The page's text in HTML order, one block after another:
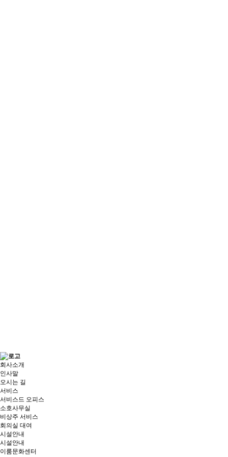
회사소개
인사말
오시는 길
서비스
서비스드 오피스
소호사무실
비상주 서비스
회의실 대여
시설안내
시설안내
이룸문화센터